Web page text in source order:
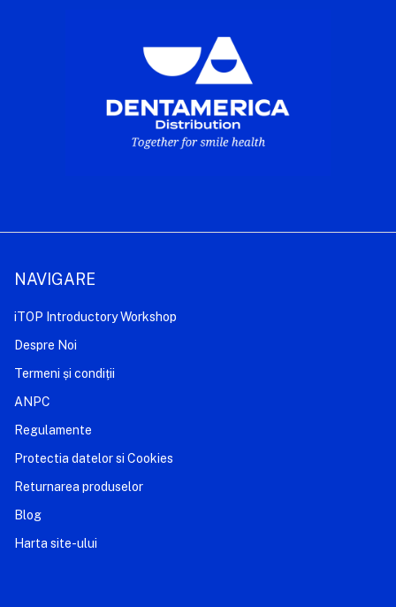
NAVIGARE
iTOP Introductory Workshop
Despre Noi
Termeni și condiții
ANPC
Regulamente
Protectia datelor si Cookies
Returnarea produselor
Blog
Harta site-ului